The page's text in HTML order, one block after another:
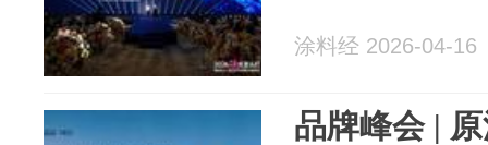
涂料经 2026-04-16
品牌峰会 |